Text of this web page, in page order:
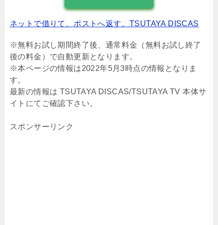
ネットで借りて、ポストへ返す。TSUTAYA DISCAS
※無料お試し期間終了後、通常料金（無料お試し終了
後の料金）で自動更新となります。
※本ページの情報は2022年5月3時点の情報となりま
す。
最新の情報は TSUTAYA DISCAS/TSUTAYA TV 本体サ
イトにてご確認下さい。
スポンサーリンク